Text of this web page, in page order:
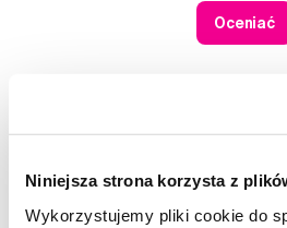
Niniejsza strona korzysta z
Wykorzystujemy pliki cookie do
Oceniać
Ocenione przez 6 użytkowników.